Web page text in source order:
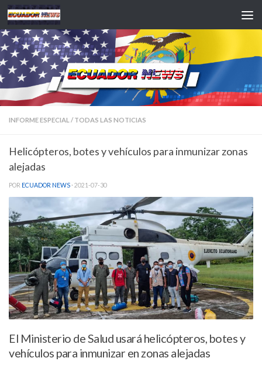
Saltar al contenido
INFORME ESPECIAL / TODAS LAS NOTICIAS
Helicópteros, botes y vehículos para inmunizar zonas
alejadas
POR ECUADOR NEWS · 2021-07-30
El Ministerio de Salud usará helicópteros, botes y
vehículos para inmunizar en zonas alejadas